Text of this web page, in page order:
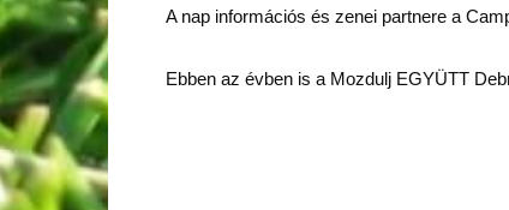
A nap információs és zenei partnere a
Ebben az évben is a Mozdulj EGYÜTT